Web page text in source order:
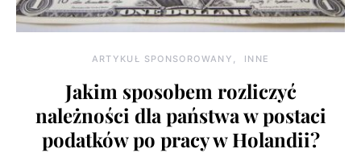
ARTYKUŁ SPONSOROWANY INNE
Jakim sposobem rozliczyć
należności dla państwa w postaci
podatków po pracy w Holandii?